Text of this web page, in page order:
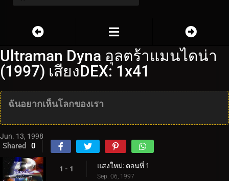
Ultraman Dyna อุลตร้าแมนไดน่า
(1997) เสียงDEX: 1x41
ฉันอยากเห็นโลกของเรา
Jun. 13, 1998
Shared 0
1 - 1 แสงใหม่: ตอนที่ 1
Sep. 06, 1997